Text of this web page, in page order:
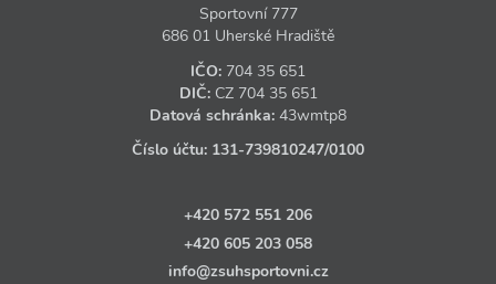
Sportovní 777
686 01 Uherské Hradiště
IČO: 704 35 651
DIČ: CZ 704 35 651
Datová schránka: 43wmtp8
Číslo účtu: 131‑739810247/0100
+420 572 551 206
+420 605 203 058
info@zsuhsportovni.cz